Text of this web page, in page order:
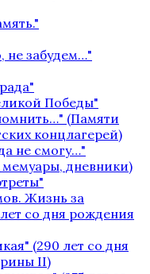
не забудем…"
Победы"
(Памяти
концлагерей)
не смогу…"
дневники)
Жизнь за
со дня рождения
(290 лет со дня
II)